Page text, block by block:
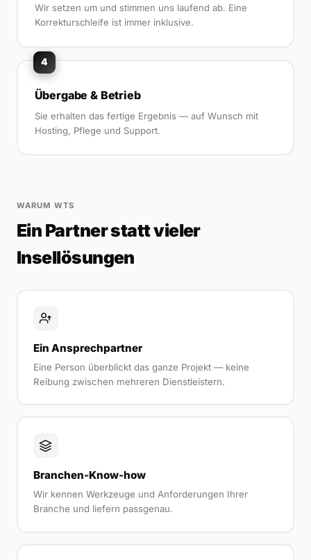
Wir setzen um und stimmen uns laufend ab. Eine
Korrekturschleife ist immer inklusive.
4
Übergabe & Betrieb
Sie erhalten das fertige Ergebnis — auf Wunsch mit
Hosting, Pflege und Support.
WARUM WTS
Ein Partner statt vieler
Insellösungen
Ein Ansprechpartner
Eine Person überblickt das ganze Projekt — keine
Reibung zwischen mehreren Dienstleistern.
Branchen-Know-how
Wir kennen Werkzeuge und Anforderungen Ihrer
Branche und liefern passgenau.